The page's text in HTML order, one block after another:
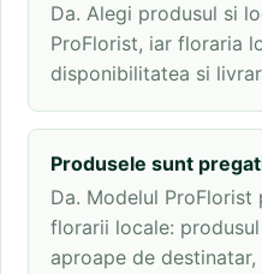
Da. Alegi produsul si
ProFlorist, iar floraria
disponibilitatea si
Produsele sunt
Da. Modelul ProFlorist
florarii locale:
aproape de